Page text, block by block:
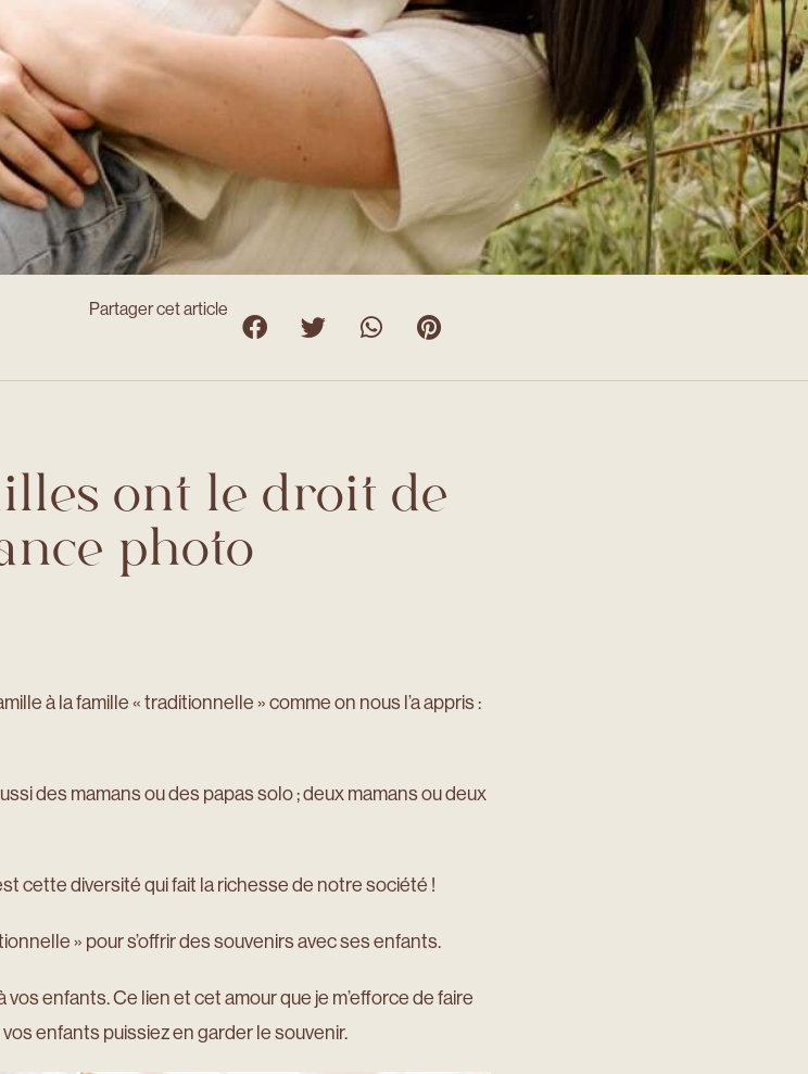
Partager cet article
ont le droit de
photo
à la famille « traditionnelle » comme on nous l’a appris :
des mamans ou des papas solo ; deux mamans ou deux
cette diversité qui fait la richesse de notre société !
» pour s’offrir des souvenirs avec ses enfants.
vos enfants. Ce lien et cet amour que je m’efforce de faire
enfants puissiez en garder le souvenir.